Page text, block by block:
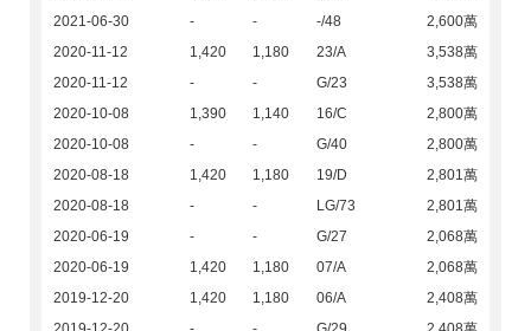
2021-06-30
- - -/48
2,600萬
2020-11-12
1,420 1,180 23/A
3,538萬
2020-11-12
- - G/23
3,538萬
2020-10-08
1,390 1,140 16/C
2,800萬
2020-10-08
- - G/40
2,800萬
2020-08-18
1,420 1,180 19/D
2,801萬
2020-08-18
- - LG/73
2,801萬
2020-06-19
- - G/27
2,068萬
2020-06-19
1,420 1,180 07/A
2,068萬
2019-12-20
1,420 1,180 06/A
2,408萬